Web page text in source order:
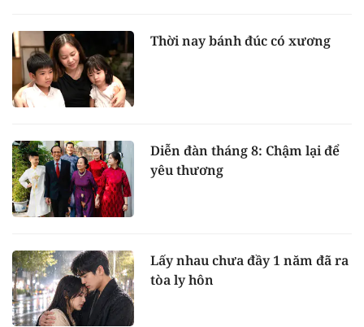
Thời nay bánh đúc có xương
Diễn đàn tháng 8: Chậm lại để
yêu thương
Lấy nhau chưa đầy 1 năm đã ra
tòa ly hôn